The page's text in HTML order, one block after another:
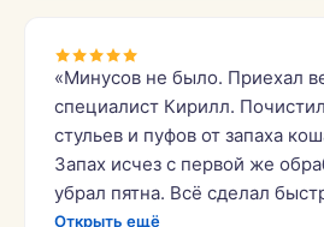
«Минусов не было. Приехал
специалист Кирилл.
стульев и пуфов от запаха
Запах исчез с первой же
убрал пятна. Всё сделал
Молодцы.»
Открыть ещё